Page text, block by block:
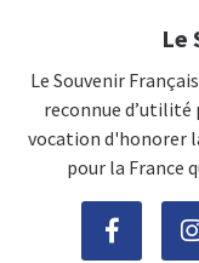
Le
Le Souvenir
reconnue d’utilité
vocation d'honorer
pour la France